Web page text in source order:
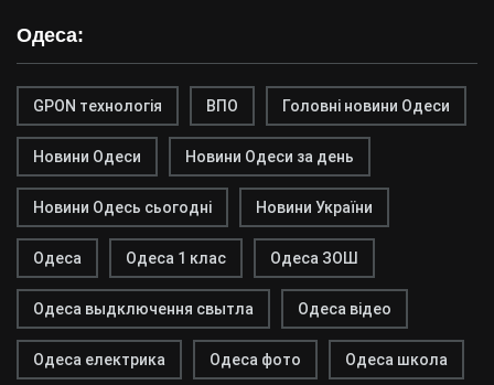
Одеса:
GPON технологія ВПО Головні новини Одеси
Новини Одеси Новини Одеси за день
Новини Одесь сьогодні Новини України
Одеса Одеса 1 клас Одеса ЗОШ
Одеса выдключення свытла Одеса відео
Одеса електрика Одеса фото Одеса школа